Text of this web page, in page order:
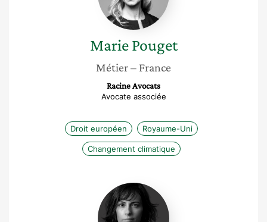
Marie Pouget
Métier– France
Racine Avocats
Avocate associée
Droit européen Royaume-Uni
Changement climatique
Emmanuelle
Beaumes